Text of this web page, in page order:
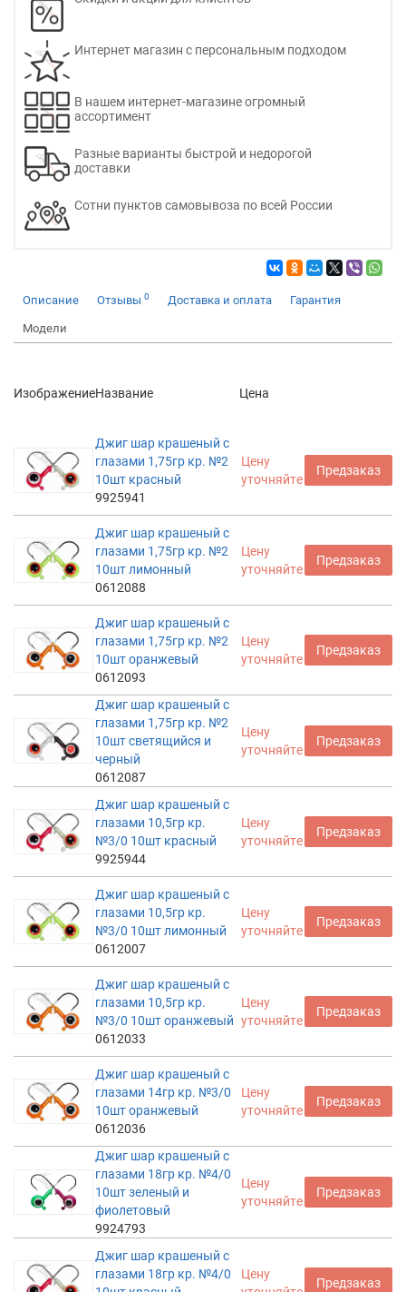
Интернет магазин с персональным подходом
В нашем интернет-магазине огромный
ассортимент
Разные варианты быстрой и недорогой
доставки
Сотни пунктов самовывоза по всей России
Описание Отзывы 0 Доставка и оплата Гарантия
Модели
ИзображениеНазвание Цена
Джиг шар крашеный с
глазами 1,75гр кр. №2
10шт красный
9925941
Цену
уточняйте
Предзаказ
Джиг шар крашеный с
глазами 1,75гр кр. №2
10шт лимонный
0612088
Цену
уточняйте
Предзаказ
Джиг шар крашеный с
глазами 1,75гр кр. №2
10шт оранжевый
0612093
Цену
уточняйте
Предзаказ
Джиг шар крашеный с
глазами 1,75гр кр. №2
10шт светящийся и
черный
0612087
Цену
уточняйте
Предзаказ
Джиг шар крашеный с
глазами 10,5гр кр.
№3/0 10шт красный
9925944
Цену
уточняйте
Предзаказ
Джиг шар крашеный с
глазами 10,5гр кр.
№3/0 10шт лимонный
0612007
Цену
уточняйте
Предзаказ
Джиг шар крашеный с
глазами 10,5гр кр.
№3/0 10шт оранжевый
0612033
Цену
уточняйте
Предзаказ
Джиг шар крашеный с
глазами 14гр кр. №3/0
10шт оранжевый
0612036
Цену
уточняйте
Предзаказ
Джиг шар крашеный с
глазами 18гр кр. №4/0
10шт зеленый и
фиолетовый
9924793
Цену
уточняйте
Предзаказ
Джиг шар крашеный с
глазами 18гр кр. №4/0
Цену
Предзаказ